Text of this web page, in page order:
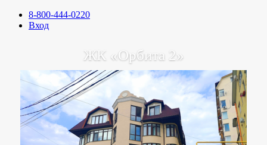
8-800-444-0220
Вход
ЖК «Орбита 2»